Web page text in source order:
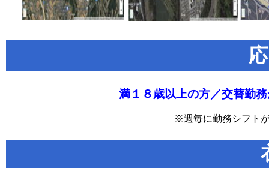
満１８歳以上の方／交替勤
※週毎に勤務シフト